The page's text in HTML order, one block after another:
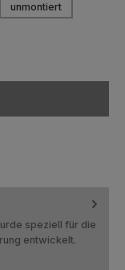
unmontiert
speziell für die
entwickelt.